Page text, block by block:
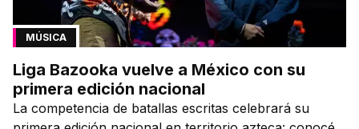
MÚSICA
Liga Bazooka vuelve a México con su
primera edición nacional
La competencia de batallas escritas celebrará su